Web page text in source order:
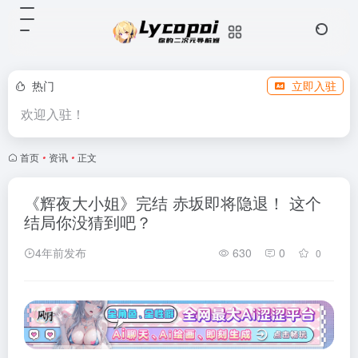
热门 立即入驻
欢迎入驻！
首页 • 资讯 • 正文
《辉夜大小姐》完结 赤坂即将隐退！ 这个
结局你没猜到吧？
4年前发布 630 0 0